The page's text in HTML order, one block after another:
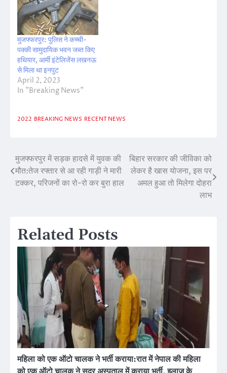
मुजफ्फरपुर: पुलिस ने कच्ची-
पक्की सामुदायिक भवन जब्त किए
हथियार, आर्मी इंटेलिजेंस लखनऊ
से मिला था इनपुट
April 2, 2023
In "Breaking News"
2022 BREAKING NEWS RECENT NEWS
Post
navigation
मुजफ्फरपुर में सड़क हादसे में युवक की
मौत:तेज रफ्तार से आ रही गाड़ी ने मारी
टक्कर, परिजनों का रो-रो कर बुरा हाल
बिहार सरकार की जीविका को
लेकर है खास योजना, इस पर
अमल हुआ तो मिलेगा दोहरा
लाभ
Related Posts
महिला को एक ऑटो चालक ने भर्ती कराया:रात में नेपाल की महिला